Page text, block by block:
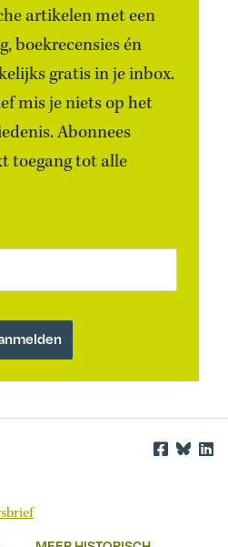
artikelen met een
boekrecensies én
gratis in je inbox.
mis je niets op het
Abonnees
toegang tot alle